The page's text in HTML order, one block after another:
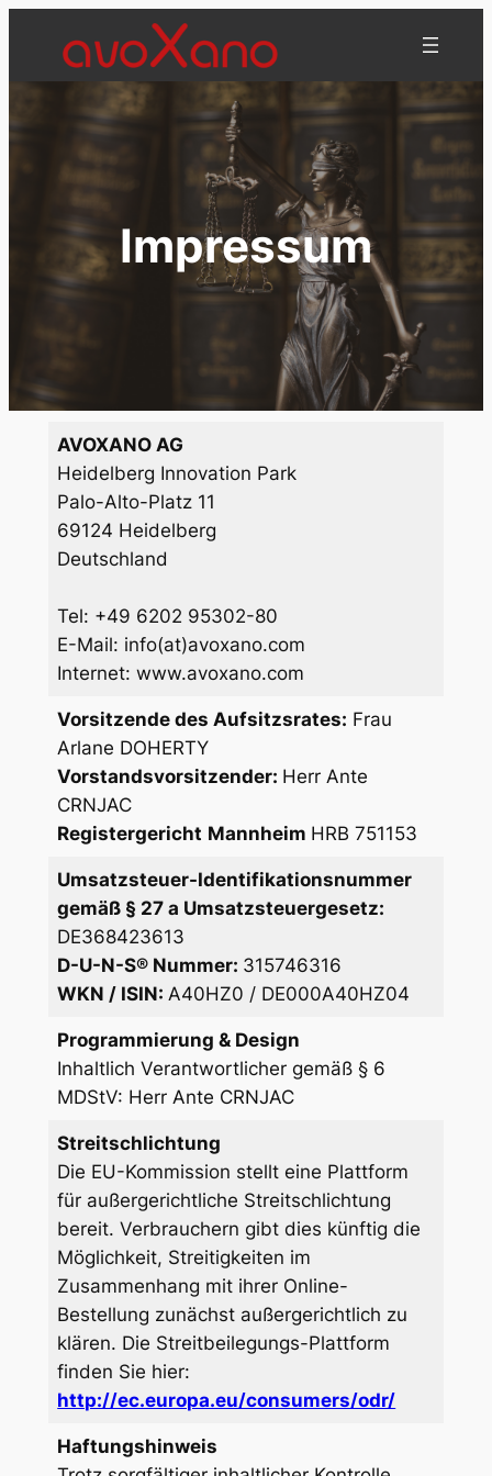
springen
Impressum
AVOXANO AG
Heidelberg Innovation Park
Palo-Alto-Platz 11
69124 Heidelberg
Deutschland
Tel: +49 6202 95302-80
E-Mail: info(at)avoxano.com
Internet: www.avoxano.com
Vorsitzende des Aufsitzsrates: Frau
Arlane DOHERTY
Vorstandsvorsitzender: Herr Ante
CRNJAC
Registergericht Mannheim HRB 751153
Umsatzsteuer-Identifikationsnummer
gemäß § 27 a Umsatzsteuergesetz:
DE368423613
D-U-N-S® Nummer: 315746316
WKN / ISIN:A40HZ0 / DE000A40HZ04
Programmierung & Design
Inhaltlich Verantwortlicher gemäß § 6
MDStV: Herr Ante CRNJAC
Streitschlichtung
Die EU-Kommission stellt eine Plattform
für außergerichtliche Streitschlichtung
bereit. Verbrauchern gibt dies künftig die
Möglichkeit, Streitigkeiten im
Zusammenhang mit ihrer Online-
Bestellung zunächst außergerichtlich zu
klären. Die Streitbeilegungs-Plattform
finden Sie hier:
http://ec.europa.eu/consumers/odr/
Haftungshinweis